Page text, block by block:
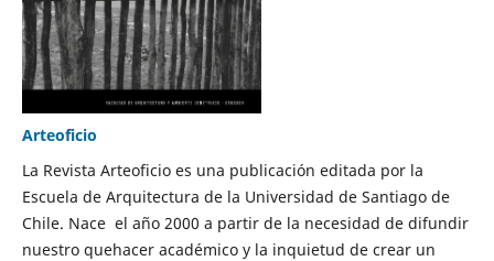
Arteoficio
La Revista Arteoficio es una publicación editada por la
Escuela de Arquitectura de la Universidad de Santiago de
Chile. Nace el año 2000 a partir de la necesidad de difundir
nuestro quehacer académico y la inquietud de crear un